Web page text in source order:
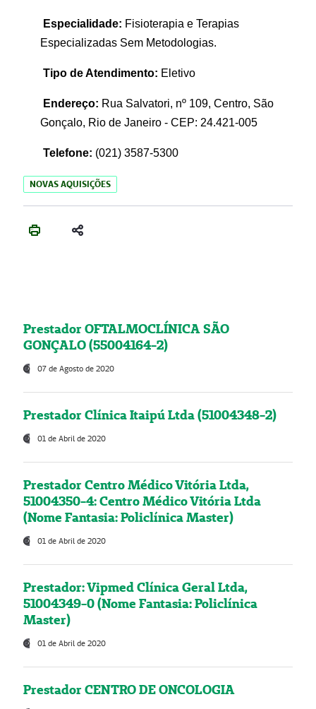
Especialidade: Fisioterapia e Terapias
Especializadas Sem Metodologias.
Tipo de Atendimento: Eletivo
Endereço: Rua Salvatori, nº 109, Centro, São
Gonçalo, Rio de Janeiro - CEP: 24.421-005
Telefone: (021) 3587-5300
NOVAS AQUISIÇÕES
Prestador OFTALMOCLÍNICA SÃO
GONÇALO (55004164-2)
07 de Agosto de 2020
Prestador Clínica Itaipú Ltda (51004348-2)
01 de Abril de 2020
Prestador Centro Médico Vitória Ltda,
51004350-4: Centro Médico Vitória Ltda
(Nome Fantasia: Policlínica Master)
01 de Abril de 2020
Prestador: Vipmed Clínica Geral Ltda,
51004349-0 (Nome Fantasia: Policlínica
Master)
01 de Abril de 2020
Prestador CENTRO DE ONCOLOGIA